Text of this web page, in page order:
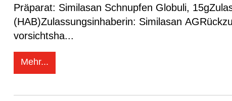
Präparat: Similasan Schnupfen Globuli,
(HAB)Zulassungsinhaberin: Similasan AGRückzug der Charge:
vorsichtsha...
Mehr...